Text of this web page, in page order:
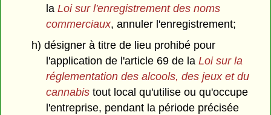
laLoi sur l'enregistrement des noms
commerciaux, annuler l'enregistrement;
h) désigner à titre de lieu prohibé pour
l'application de l'article 69 de laLoi sur la
réglementation des alcools, des jeux et du
cannabis tout local qu'utilise ou qu'occupe
l'entreprise, pendant la période précisée